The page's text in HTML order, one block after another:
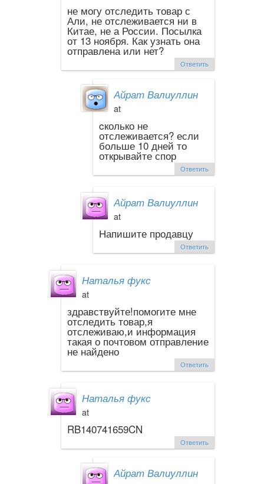
не могу отследить товар с
Али, не отслеживается ни в
Китае, не а России. Посылка
от 13 ноября. Как узнать она
отправлена или нет?
Ответить
Айрат Валиуллин
at
cколько не
отслеживается? если
больше 10 дней то
открывайте спор
Ответить
Айрат Валиуллин
at
Напишите продавцу
Ответить
Наталья фукс
at
здравствуйте!помогите мне
отследить товар,я
отслеживаю,и информация
такая о почтовом отправление
не найдено
Ответить
Наталья фукс
at
RB140741659CN
Ответить
Айрат Валиуллин